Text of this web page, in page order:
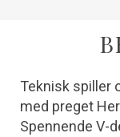
Teknisk spiller
med preget
Spennende V-